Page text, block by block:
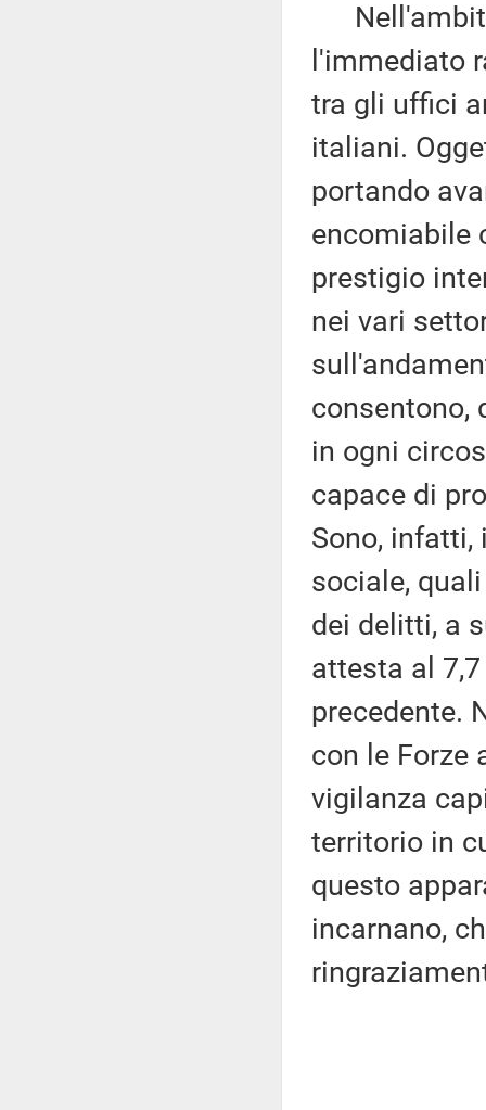
l'immediato
tra gli uffici
italiani.
portando
encomiabile
prestigio
nei vari
consentono,
in ogni
capace di
Sono,
sociale,
dei delitti, a
attesta al
precedente.
con le Forze
vigilanza
territorio in
questo
incarnano,